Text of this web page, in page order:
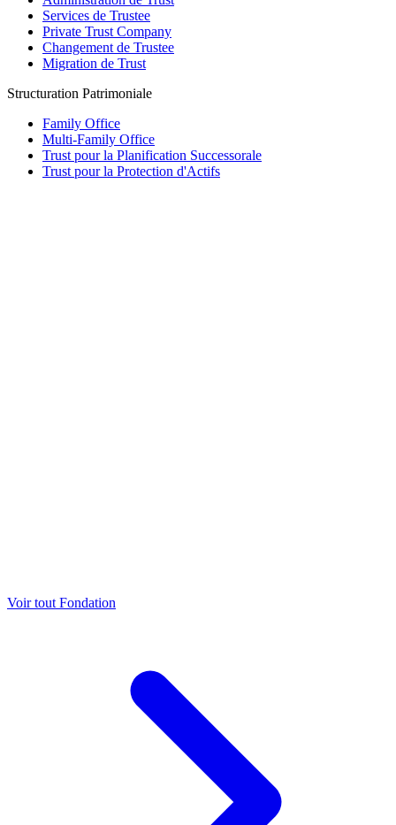
Services de Trustee
Private Trust Company
Changement de Trustee
Migration de Trust
Structuration Patrimoniale
Family Office
Multi-Family Office
Trust pour la Planification Successorale
Trust pour la Protection d'Actifs
Voir tout Fondation